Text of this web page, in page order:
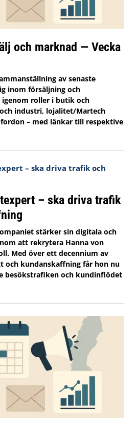
och marknad — Vecka
av senaste
inom försäljning och
igenom roller i butik och
industri, lojalitet/Martech
– med länkar till respektive
– ska driva trafik
stärker sin digitala och
att rekrytera Hanna von
Med över ett decennium av
och kundanskaffning får hon nu
besökstrafiken och kundinflödet